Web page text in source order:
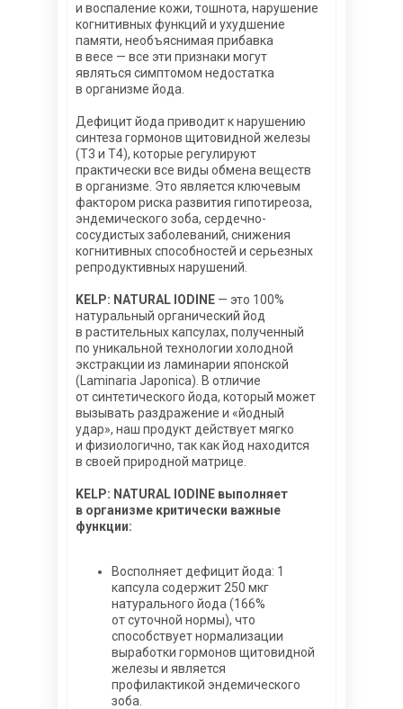
и воспаление кожи, тошнота, нарушение
когнитивных функций и ухудшение
памяти, необъяснимая прибавка
в весе — все эти признаки могут
являться симптомом недостатка
в организме йода.
Дефицит йода приводит к нарушению
синтеза гормонов щитовидной железы
(Т3 и Т4), которые регулируют
практически все виды обмена веществ
в организме. Это является ключевым
фактором риска развития гипотиреоза,
эндемического зоба, сердечно-
сосудистых заболеваний, снижения
когнитивных способностей и серьезных
репродуктивных нарушений.
KELP: NATURAL IODINE — это 100%
натуральный органический йод
в растительных капсулах, полученный
по уникальной технологии холодной
экстракции из ламинарии японской
(Laminaria Japonica). В отличие
от синтетического йода, который может
вызывать раздражение и «йодный
удар», наш продукт действует мягко
и физиологично, так как йод находится
в своей природной матрице.
KELP: NATURAL IODINE выполняет
в организме критически важные
функции:
Восполняет дефицит йода: 1
капсула содержит 250 мкг
натурального йода (166%
от суточной нормы), что
способствует нормализации
выработки гормонов щитовидной
железы и является
профилактикой эндемического
зоба.
Повышает работоспособность.
Забота о здоровье и красоте:
•Надежный помощник в борьбе с целым
заболеваний. Цинк помогает очистить
кожу даже при тяжелых формах угревой
болезни и кистозных акне. Стимулируя
разглаживает ранние морщинки и
повышает упругость кожных покровов.
Минимизирует уровень кортизола —
гормона стресса, который «убивает»
иммунитет и разрушает мышечные
волокна. Тем самым повышает защиту
организма и помогает поддерживать
мышечный тонус.